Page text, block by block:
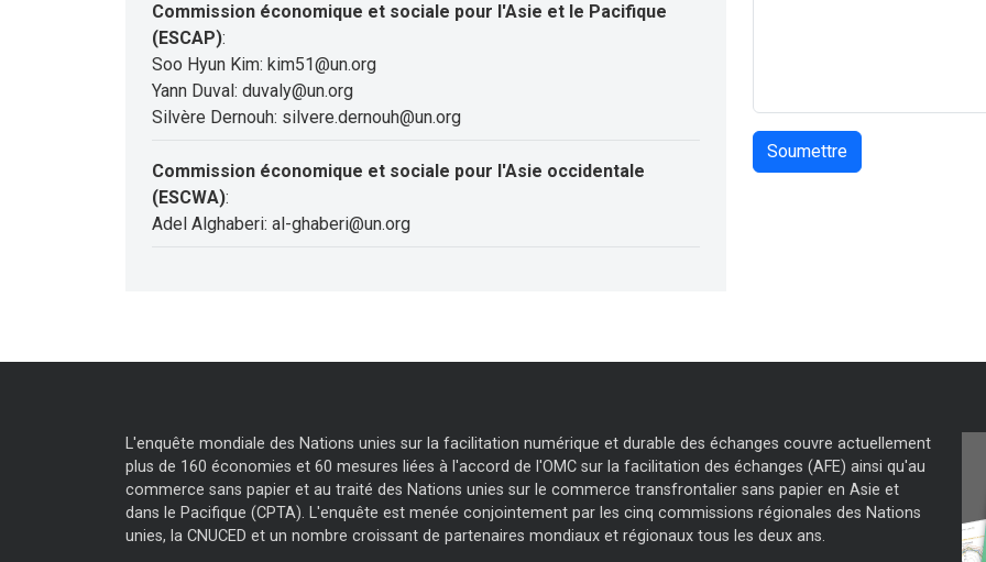
Commission économique et sociale pour l'Asie et le Pacifique
(ESCAP):
Soo Hyun Kim: kim51@un.org
Yann Duval: duvaly@un.org
Silvère Dernouh: silvere.dernouh@un.org
Commission économique et sociale pour l'Asie occidentale
(ESCWA):
Adel Alghaberi: al-ghaberi@un.org
L'enquête mondiale des Nations unies sur la facilitation numérique et durable des échanges couvre actuellement
plus de 160 économies et 60 mesures liées à l'accord de l'OMC sur la facilitation des échanges (AFE) ainsi qu'au
commerce sans papier et au traité des Nations unies sur le commerce transfrontalier sans papier en Asie et
dans le Pacifique (CPTA). L'enquête est menée conjointement par les cinq commissions régionales des Nations
unies, la CNUCED et un nombre croissant de partenaires mondiaux et régionaux tous les deux ans.